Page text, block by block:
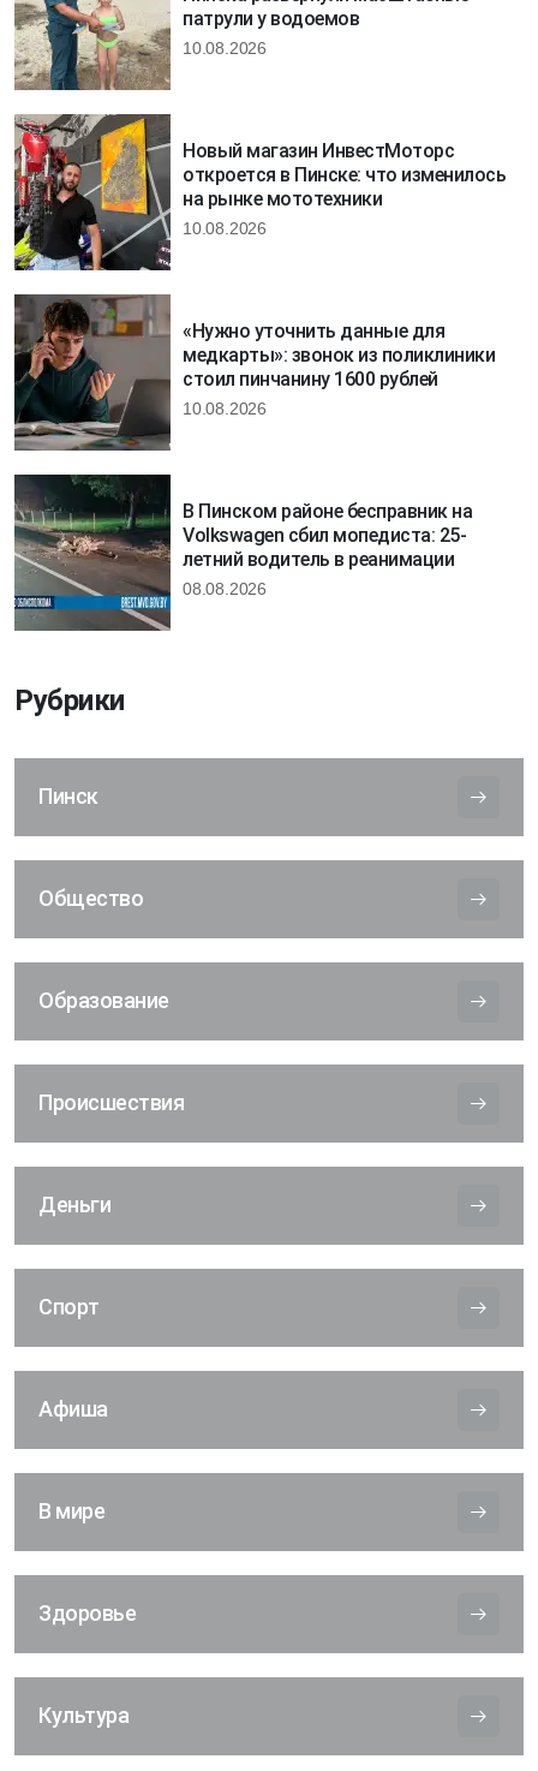
патрули у водоемов
10.08.2026
Новый магазин ИнвестМоторс
откроется в Пинске: что изменилось
на рынке мототехники
10.08.2026
«Нужно уточнить данные для
медкарты»: звонок из поликлиники
стоил пинчанину 1600 рублей
10.08.2026
В Пинском районе бесправник на
Volkswagen сбил мопедиста: 25-
летний водитель в реанимации
08.08.2026
Рубрики
Пинск
Общество
Образование
Происшествия
Деньги
Спорт
Афиша
В мире
Здоровье
Культура